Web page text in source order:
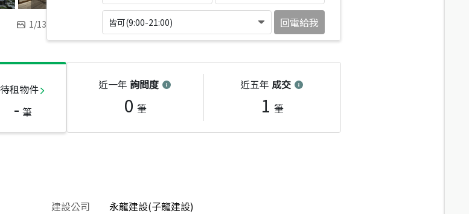
1/13 皆可(9:00-21:00) 回電給我
待租物件
- 筆
近一年 詢問度
0 筆
近五年 成交
1 筆
建設公司
永龍建設(子龍建設)